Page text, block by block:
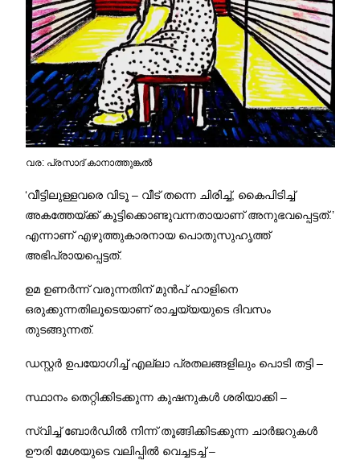
വര: പ്രസാദ് കാനാത്തുങ്കൽ
‘വീട്ടിലുള്ളവരെ വിടൂ – വീട് തന്നെ ചിരിച്ച്, കൈപിടിച്ച്
അകത്തേയ്ക്ക് കൂട്ടിക്കൊണ്ടുവന്നതായാണ് അനുഭവപ്പെട്ടത്.’
എന്നാണ് എഴുത്തുകാരനായ പൊതുസുഹൃത്ത്
അഭിപ്രായപ്പെട്ടത്.
ഉമ ഉണര്‍ന്ന് വരുന്നതിന് മുന്‍പ് ഹാളിനെ
ഒരുക്കുന്നതിലൂടെയാണ് രാച്ചയ്യയുടെ ദിവസം
തുടങ്ങുന്നത്.
ഡസ്റ്റര്‍ ഉപയോഗിച്ച് എല്ലാ പ്രതലങ്ങളിലും പൊടി തട്ടി –
സ്ഥാനം തെറ്റിക്കിടക്കുന്ന കുഷനുകൾ ശരിയാക്കി –
സ്വിച്ച് ബോർഡിൽ നിന്ന് തൂങ്ങിക്കിടക്കുന്ന ചാർജറുകൾ
ഊരി മേശയുടെ വലിപ്പിൽ വെച്ചടച്ച് –